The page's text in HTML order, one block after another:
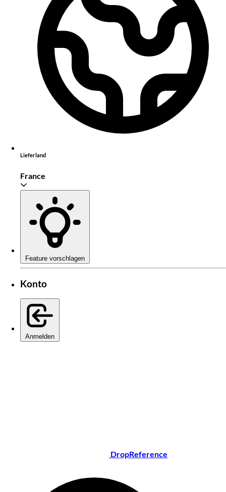
Lieferland
France
Feature vorschlagen
Konto
Anmelden
DropReference